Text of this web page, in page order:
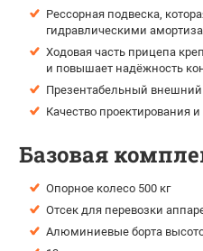
Рессорная подвеска,
гидравлическими
Ходовая часть прицепа
и повышает надёжность
Презентабельный
Качество проектирования
Базовая
Опорное колесо 500 кг
Отсек для перевозки
Алюминиевые борта